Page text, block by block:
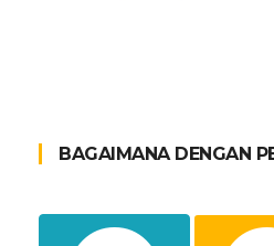
BAGAIMANA DENGAN